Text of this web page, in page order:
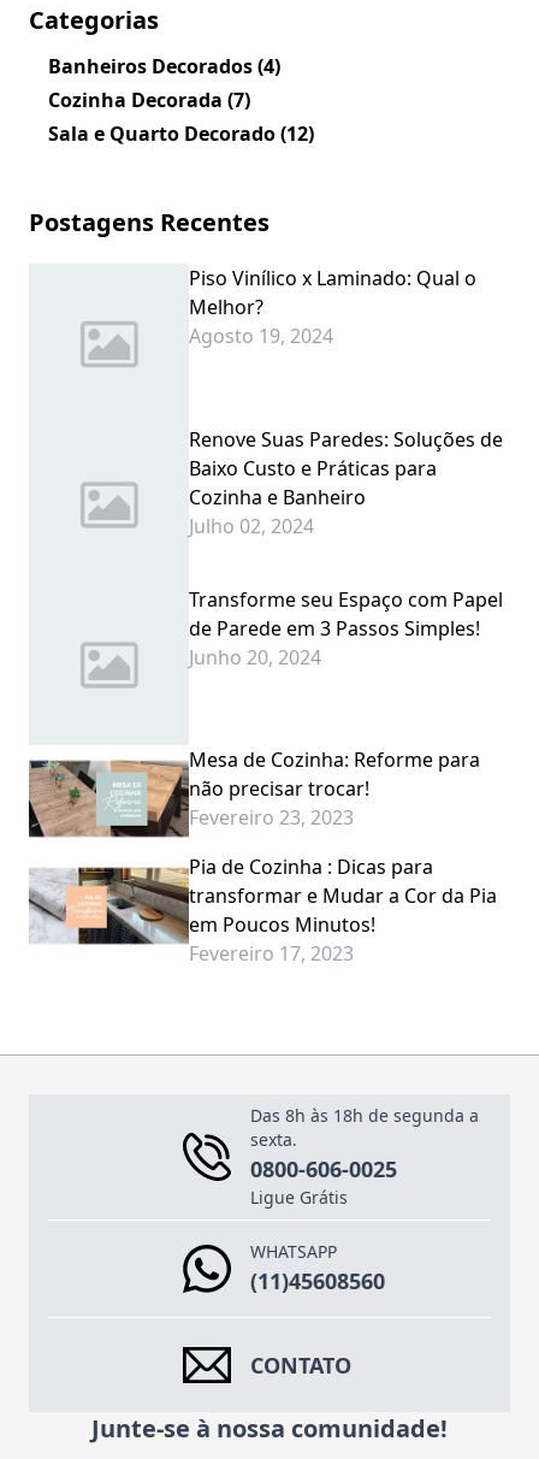
Categorias
Banheiros Decorados(4)
Cozinha Decorada (7)
Sala e Quarto Decorado(12)
Postagens Recentes
Piso Vinílico x Laminado: Qual o
Melhor?
Agosto 19, 2024
Renove Suas Paredes: Soluções de
Baixo Custo e Práticas para
Cozinha e Banheiro
Julho 02, 2024
Transforme seu Espaço com Papel
de Parede em 3 Passos Simples!
Junho 20, 2024
Mesa de Cozinha: Reforme para
não precisar trocar!
Fevereiro 23, 2023
Pia de Cozinha : Dicas para
transformar e Mudar a Cor da Pia
em Poucos Minutos!
Fevereiro 17, 2023
Das 8h às 18h de segunda a
sexta.
0800-606-0025
Ligue Grátis
WHATSAPP
(11)45608560
CONTATO
Junte-se à nossa comunidade!